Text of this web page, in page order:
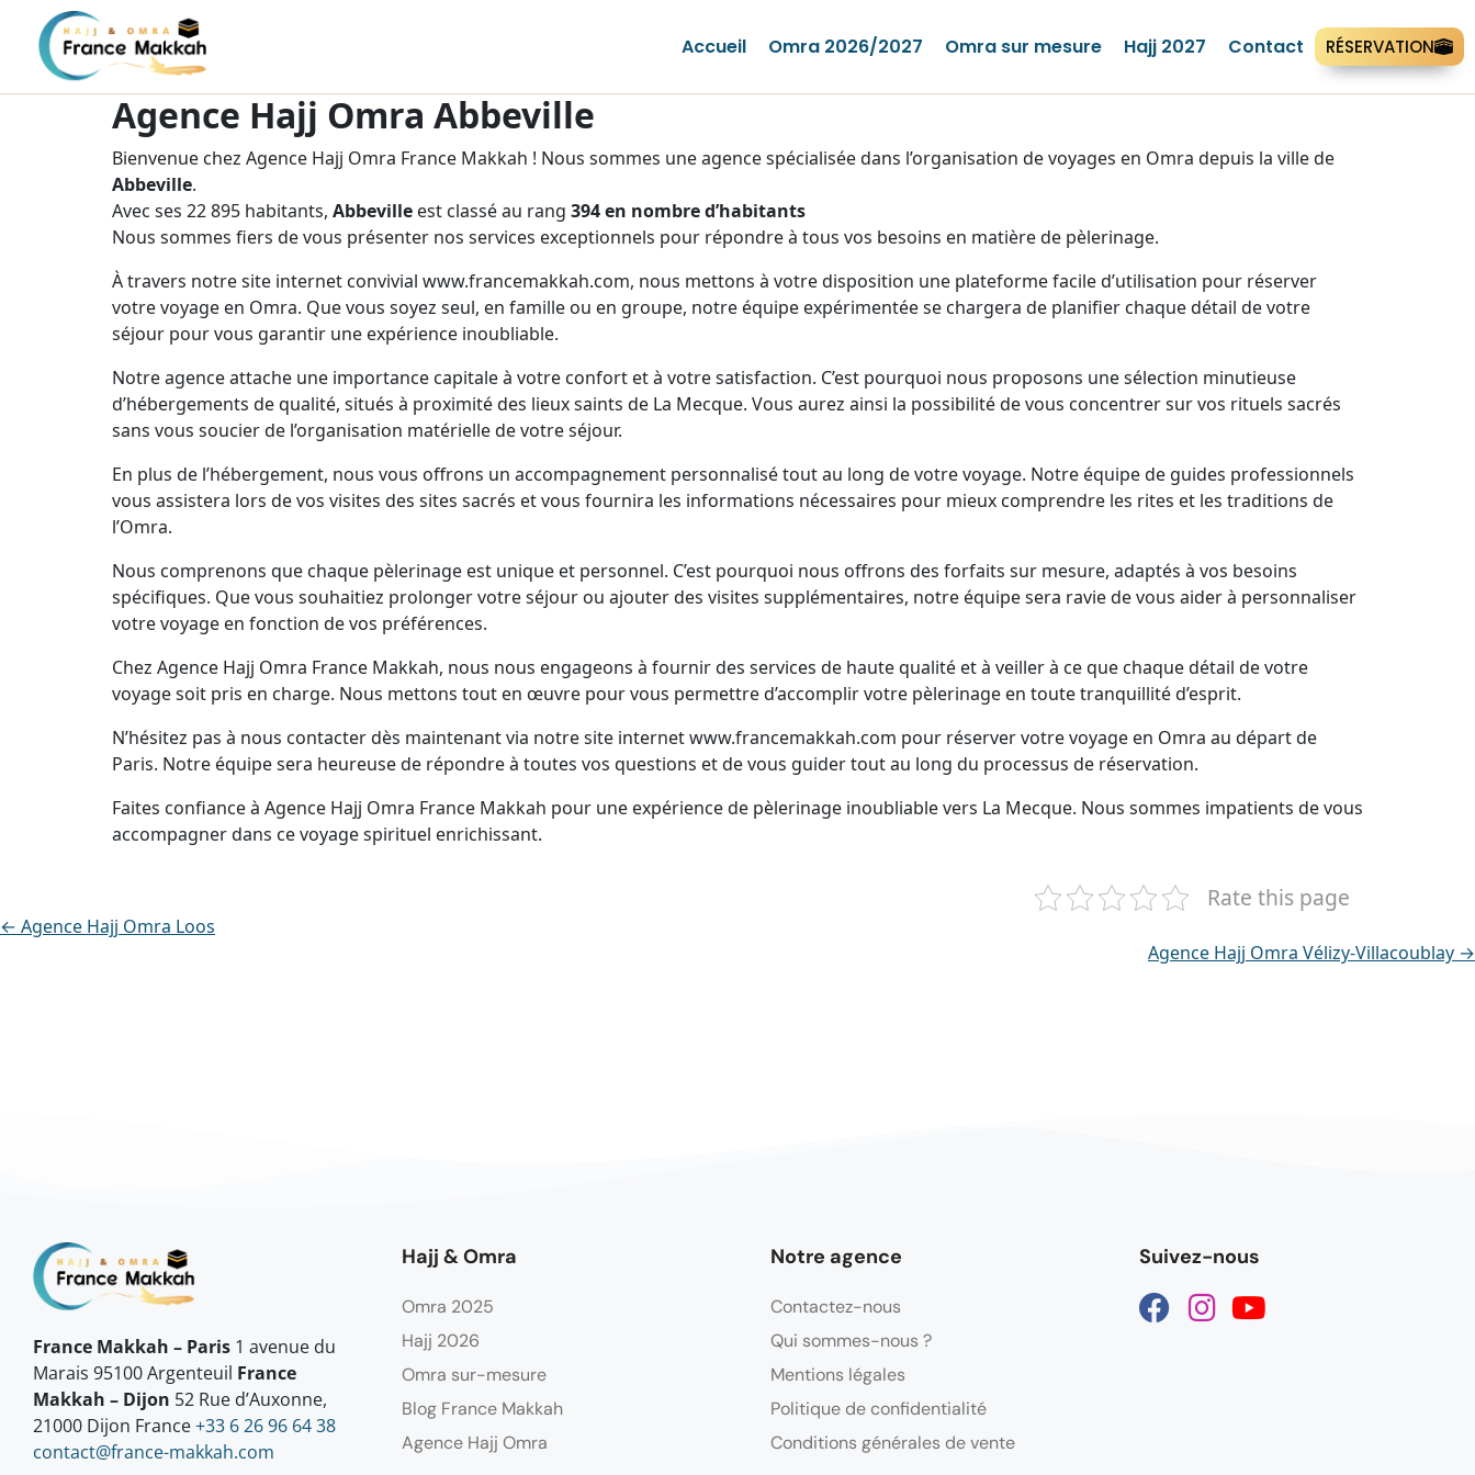
Accueil Omra 2026/2027 Omra sur mesure Hajj 2027 Contact RÉSERVATION
Agence Hajj Omra Abbeville
Bienvenue chez Agence Hajj Omra France Makkah ! Nous sommes une agence spécialisée dans l’organisation de voyages en Omra depuis la ville de
Abbeville.
Avec ses 22 895 habitants, Abbeville est classé au rang 394 en nombre d’habitants
Nous sommes fiers de vous présenter nos services exceptionnels pour répondre à tous vos besoins en matière de pèlerinage.
À travers notre site internet convivial www.francemakkah.com, nous mettons à votre disposition une plateforme facile d’utilisation pour réserver
votre voyage en Omra. Que vous soyez seul, en famille ou en groupe, notre équipe expérimentée se chargera de planifier chaque détail de votre
séjour pour vous garantir une expérience inoubliable.
Notre agence attache une importance capitale à votre confort et à votre satisfaction. C’est pourquoi nous proposons une sélection minutieuse
d’hébergements de qualité, situés à proximité des lieux saints de La Mecque. Vous aurez ainsi la possibilité de vous concentrer sur vos rituels sacrés
sans vous soucier de l’organisation matérielle de votre séjour.
En plus de l’hébergement, nous vous offrons un accompagnement personnalisé tout au long de votre voyage. Notre équipe de guides professionnels
vous assistera lors de vos visites des sites sacrés et vous fournira les informations nécessaires pour mieux comprendre les rites et les traditions de
l’Omra.
Nous comprenons que chaque pèlerinage est unique et personnel. C’est pourquoi nous offrons des forfaits sur mesure, adaptés à vos besoins
spécifiques. Que vous souhaitiez prolonger votre séjour ou ajouter des visites supplémentaires, notre équipe sera ravie de vous aider à personnaliser
votre voyage en fonction de vos préférences.
Chez Agence Hajj Omra France Makkah, nous nous engageons à fournir des services de haute qualité et à veiller à ce que chaque détail de votre
voyage soit pris en charge. Nous mettons tout en œuvre pour vous permettre d’accomplir votre pèlerinage en toute tranquillité d’esprit.
N’hésitez pas à nous contacter dès maintenant via notre site internet www.francemakkah.com pour réserver votre voyage en Omra au départ de
Paris. Notre équipe sera heureuse de répondre à toutes vos questions et de vous guider tout au long du processus de réservation.
Faites confiance à Agence Hajj Omra France Makkah pour une expérience de pèlerinage inoubliable vers La Mecque. Nous sommes impatients de vous
accompagner dans ce voyage spirituel enrichissant.
Rate this page
← Agence Hajj Omra Loos
Agence Hajj Omra Vélizy-Villacoublay →
France Makkah – Paris 1 avenue du
Marais 95100 Argenteuil France
Makkah – Dijon 52 Rue d’Auxonne,
21000 Dijon France+33 6 26 96 64 38
contact@france-makkah.com
Hajj & Omra
Omra 2025
Hajj 2026
Omra sur-mesure
Blog France Makkah
Agence Hajj Omra
Notre agence
Contactez-nous
Qui sommes-nous ?
Mentions légales
Politique de confidentialité
Conditions générales de vente
Suivez-nous